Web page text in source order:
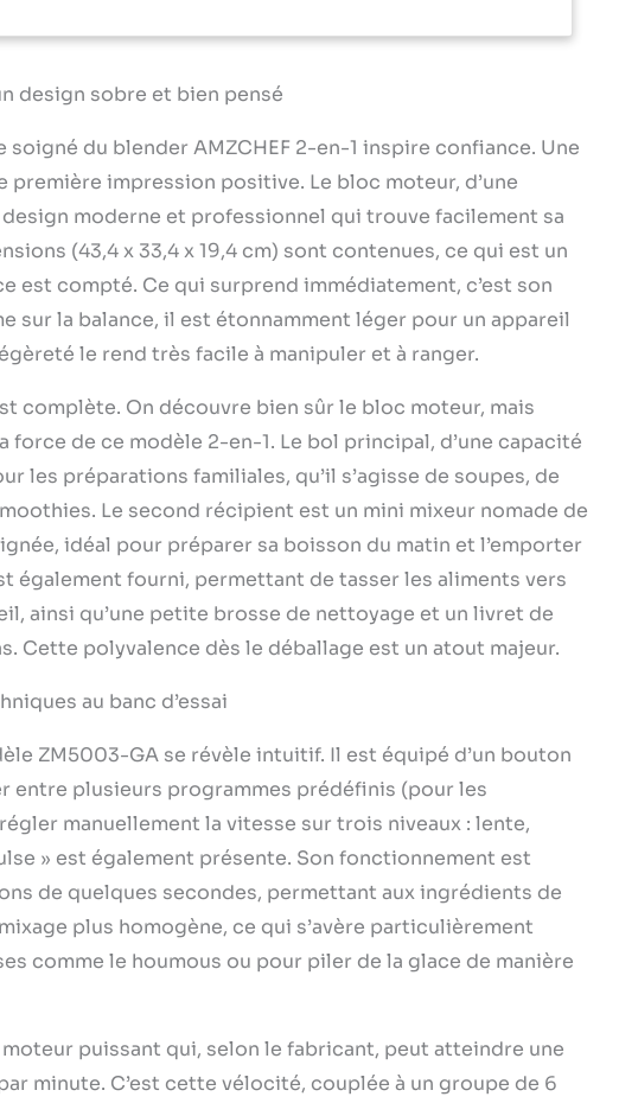
leaves the main body.
【Technologie de broyage】- ①
en forme de colline, ce qui augmente largement la résistance
aliments. ② Le blender est équipé de 6 lames tranchantes en
inoxydable pour un assemblage 3D, et le vortex généré a
permet de bien mélanger les aliments. ③ Le moteur de
watts lui confère une forte puissance de 22 000 tours par
de sorte que les ingrédients ne peuvent sortir, ils sont tous
【Deux méthodes de mixage】- Vous pouvez choisir
un grand récipient ou une petite bouteille de voyage
vos envies. ① La grande bouteille de 1,85 litre est adaptée à la
d'aliments pour plusieurs personnes afin de répondre
besoins de toute la famille. ② La bouteille de voyage de 600 ml
équipée d'une petite tête de broyage à 4 lames qui peut être
et légumes plus tendres.
【Panneau de commande
】- Ce blender professionnel est conçu avec un panneau
commande à écran tactile. Le mixeur blender dispose de 4
préréglés combinés à un mode pulse et de pause
pour que les aliments soient mixés et mélangés
Le mixeur smoothie dispose de 3 niveaux de vitesse
fonction pulse manuelle pour répondre à vos différents
de broyage. Il y a un affichage de l'heure pour vous aider à
l'heure avec précision.
【Ce que vous aurez】- Corps
du blender × 1, récipient de 1,85 L (avec couvercle et
de couvercle) × 1, bouteille de voyage de 600 ml × 1,
tête de mixage avec lame × 1, tampon (tige d'agitation) × 1,
de Recette en anglais × 1, brosse de nettoyage × 1.
design sobre et bien pensé
soigné du blender AMZCHEF 2-en-1 inspire confiance. Une
impression positive. Le bloc moteur, d’une
moderne et professionnel qui trouve facilement sa
(43,4 x 33,4 x 19,4 cm) sont contenues, ce qui est un
est compté. Ce qui surprend immédiatement, c’est son
sur la balance, il est étonnamment léger pour un appareil
le rend très facile à manipuler et à ranger.
complète. On découvre bien sûr le bloc moteur, mais
de ce modèle 2-en-1. Le bol principal, d’une capacité
les préparations familiales, qu’il s’agisse de soupes, de
Le second récipient est un mini mixeur nomade de
idéal pour préparer sa boisson du matin et l’emporter
également fourni, permettant de tasser les aliments vers
ainsi qu’une petite brosse de nettoyage et un livret de
Cette polyvalence dès le déballage est un atout majeur.
au banc d’essai
ZM5003-GA se révèle intuitif. Il est équipé d’un bouton
entre plusieurs programmes prédéfinis (pour les
manuellement la vitesse sur trois niveaux : lente,
» est également présente. Son fonctionnement est
de quelques secondes, permettant aux ingrédients de
plus homogène, ce qui s’avère particulièrement
comme le houmous ou pour piler de la glace de manière
puissant qui, selon le fabricant, peut atteindre une
minute. C’est cette vélocité, couplée à un groupe de 6